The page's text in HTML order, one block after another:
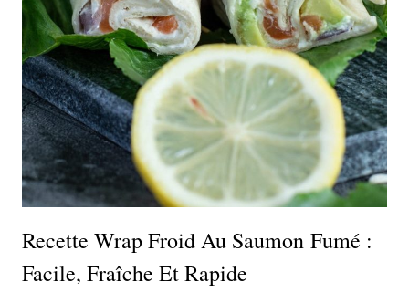
Recette Wrap Froid Au Saumon Fumé :
Facile, Fraîche Et Rapide